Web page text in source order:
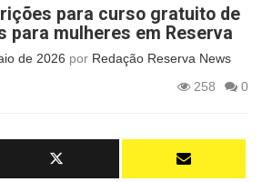
para curso gratuito de
para mulheres em Reserva
de 2026 por Redação Reserva News
258
0